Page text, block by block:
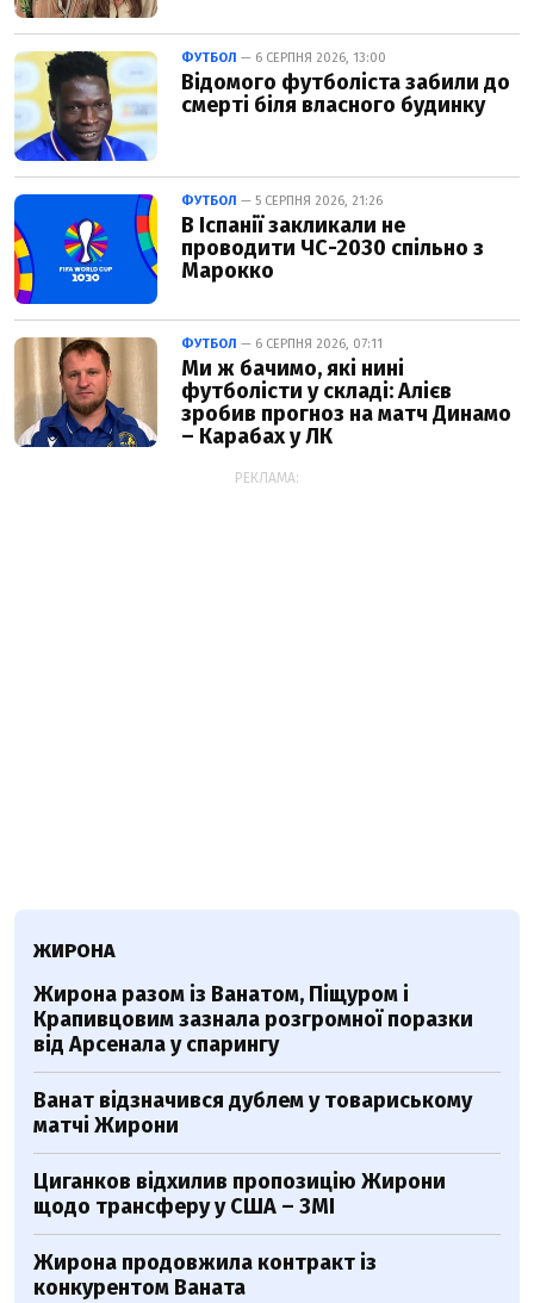
ФУТБОЛ — 6 СЕРПНЯ 2026, 13:00
Відомого футболіста забили до
смерті біля власного будинку
ФУТБОЛ — 5 СЕРПНЯ 2026, 21:26
В Іспанії закликали не
проводити ЧС-2030 спільно з
Марокко
ФУТБОЛ — 6 СЕРПНЯ 2026, 07:11
Ми ж бачимо, які нині
футболісти у складі: Алієв
зробив прогноз на матч Динамо
– Карабах у ЛК
РЕКЛАМА:
ЖИРОНА
Жирона разом із Ванатом, Піщуром і
Крапивцовим зазнала розгромної поразки
від Арсенала у спарингу
Ванат відзначився дублем у товариському
матчі Жирони
Циганков відхилив пропозицію Жирони
щодо трансферу у США – ЗМІ
Жирона продовжила контракт із
конкурентом Ваната